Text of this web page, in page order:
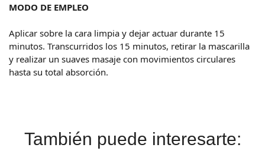
MODO DE EMPLEO
Aplicar sobre la cara limpia y dejar actuar durante 15
minutos. Transcurridos los 15 minutos, retirar la mascarilla
y realizar un suaves masaje con movimientos circulares
hasta su total absorción.
También puede interesarte: